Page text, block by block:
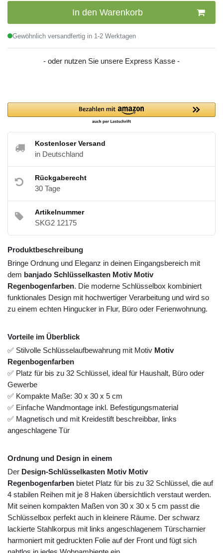
In den Warenkorb
Gewöhnlich versandfertig in 1-2 Werktagen
- oder nutzen Sie unsere Express Kasse -
Kostenloser Versand
in Deutschland
Rückgaberecht
30 Tage
Artikelnummer
SKG2 12175
Produktbeschreibung
Bringe Ordnung und Eleganz in deinen Eingangsbereich mit
dem banjado Schlüsselkasten Motiv Motiv
Regenbogenfarben. Die moderne Schlüsselbox kombiniert
funktionales Design mit hochwertiger Verarbeitung und wird so
zu einem echten Hingucker in Flur, Büro oder Ferienwohnung.
Vorteile im Überblick
✅ Stilvolle Schlüsselaufbewahrung mit Motiv Motiv
Regenbogenfarben
✅ Platz für bis zu 32 Schlüssel, ideal für Haushalt, Büro oder
Gewerbe
✅ Kompakte Maße: 30 x 30 x 5 cm
✅ Einfache Wandmontage inkl. Befestigungsmaterial
✅ Magnetisch und mit Kreidestift beschreibbar, links
angeschlagene Tür
Ordnung und Design in einem
Der Design-Schlüsselkasten Motiv Motiv
Regenbogenfarben bietet Platz für bis zu 32 Schlüssel, die auf
4 stabilen Reihen mit je 8 Haken übersichtlich verstaut werden.
Mit seinen kompakten Maßen von 30 x 30 x 5 cm passt die
Schlüsselbox perfekt auch in kleinere Räume. Der schwarz
lackierte Stahlkorpus mit links angeschlagenem Türscharnier
harmoniert mit gedruckten Folie auf der Front und fügt sich